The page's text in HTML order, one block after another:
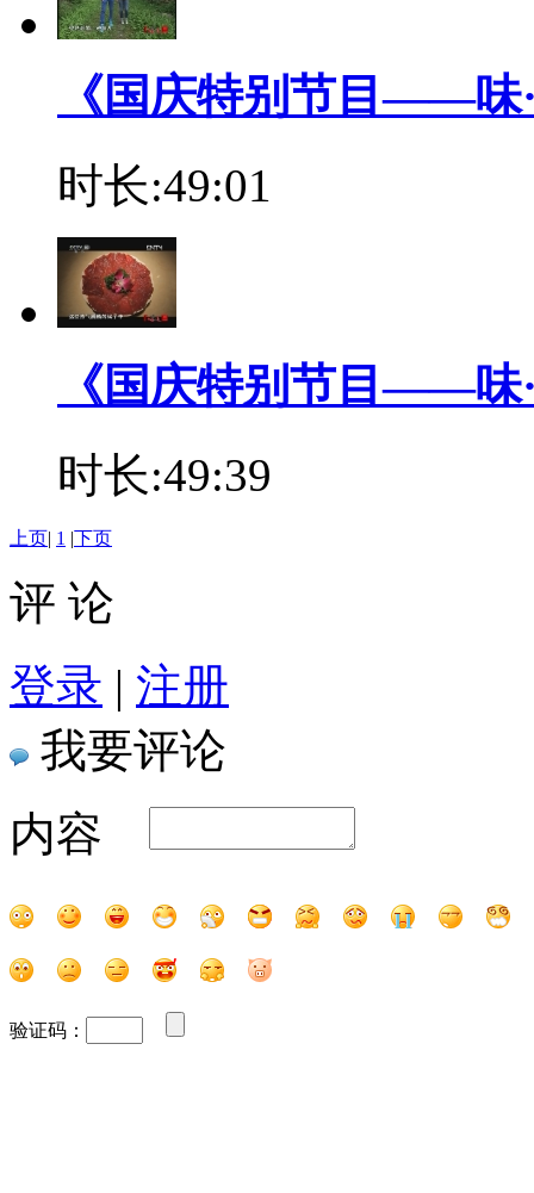
《国庆特别节目——味
时长:49:01
《国庆特别节目——味
时长:49:39
上页| 1 |下页
评 论
登录 | 注册
我要评论
内容
验证码：